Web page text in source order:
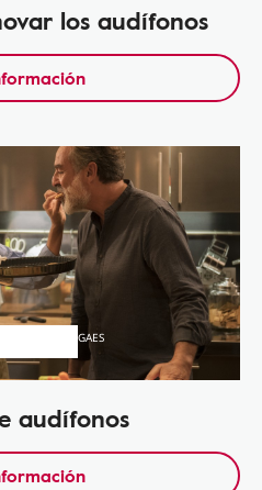
los audífonos
GAES
audífonos